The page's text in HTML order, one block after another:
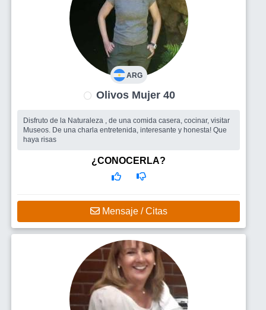
ARG
Olivos Mujer 40
Disfruto de la Naturaleza , de una comida casera, cocinar, visitar
Museos. De una charla entretenida, interesante y honesta! Que
haya risas
¿CONOCERLA?
Mensaje / Citas